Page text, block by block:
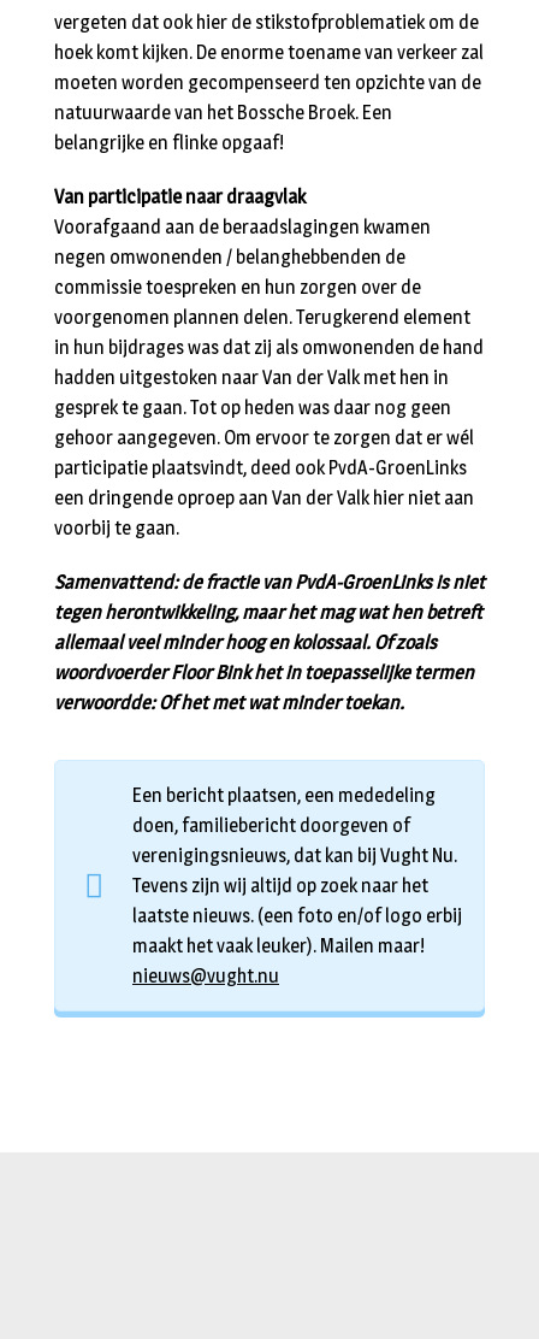
vergeten dat ook hier de stikstofproblematiek om de
hoek komt kijken. De enorme toename van verkeer zal
moeten worden gecompenseerd ten opzichte van de
natuurwaarde van het Bossche Broek. Een
belangrijke en flinke opgaaf!
Van participatie naar draagvlak
Voorafgaand aan de beraadslagingen kwamen
negen omwonenden / belanghebbenden de
commissie toespreken en hun zorgen over de
voorgenomen plannen delen. Terugkerend element
in hun bijdrages was dat zij als omwonenden de hand
hadden uitgestoken naar Van der Valk met hen in
gesprek te gaan. Tot op heden was daar nog geen
gehoor aangegeven. Om ervoor te zorgen dat er wél
participatie plaatsvindt, deed ook PvdA-GroenLinks
een dringende oproep aan Van der Valk hier niet aan
voorbij te gaan.
Samenvattend: de fractie van PvdA-GroenLinks is niet
tegen herontwikkeling, maar het mag wat hen betreft
allemaal veel minder hoog en kolossaal. Of zoals
woordvoerder Floor Bink het in toepasselijke termen
verwoordde: Of het met wat minder toekan.
Een bericht plaatsen, een mededeling
doen, familiebericht doorgeven of
verenigingsnieuws, dat kan bij Vught Nu.
Tevens zijn wij altijd op zoek naar het
laatste nieuws. (een foto en/of logo erbij
maakt het vaak leuker). Mailen maar!
nieuws@vught.nu